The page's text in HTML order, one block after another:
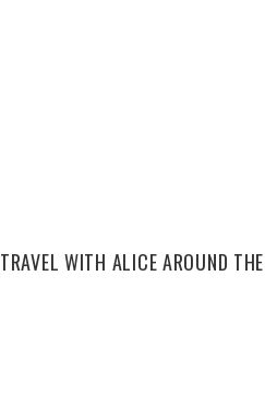
TRAVEL WITH ALICE AROUND